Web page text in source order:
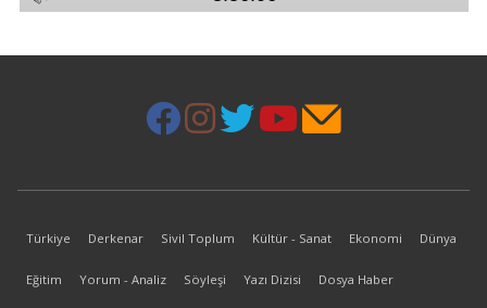
Türkiye Derkenar Sivil Toplum Kültür - Sanat Ekonomi Dünya
Eğitim Yorum - Analiz Söyleşi Yazı Dizisi Dosya Haber